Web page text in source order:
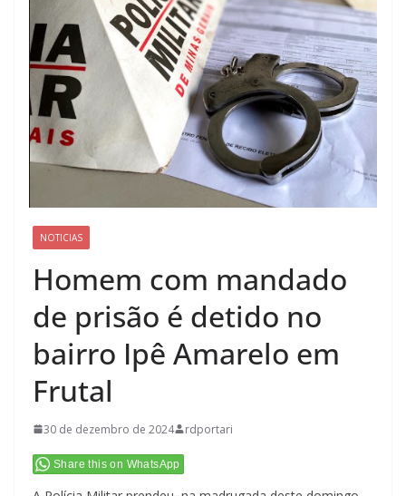
NOTICIAS
Homem com mandado
de prisão é detido no
bairro Ipê Amarelo em
Frutal
30 de dezembro de 2024 rdportari
Share this on WhatsApp